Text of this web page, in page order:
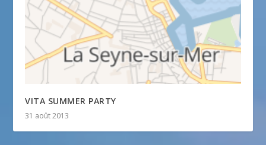
VITA SUMMER PARTY
31 août 2013